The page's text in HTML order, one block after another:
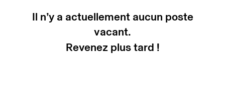
Il n’y a actuellement aucun poste
vacant.
Revenez plus tard !